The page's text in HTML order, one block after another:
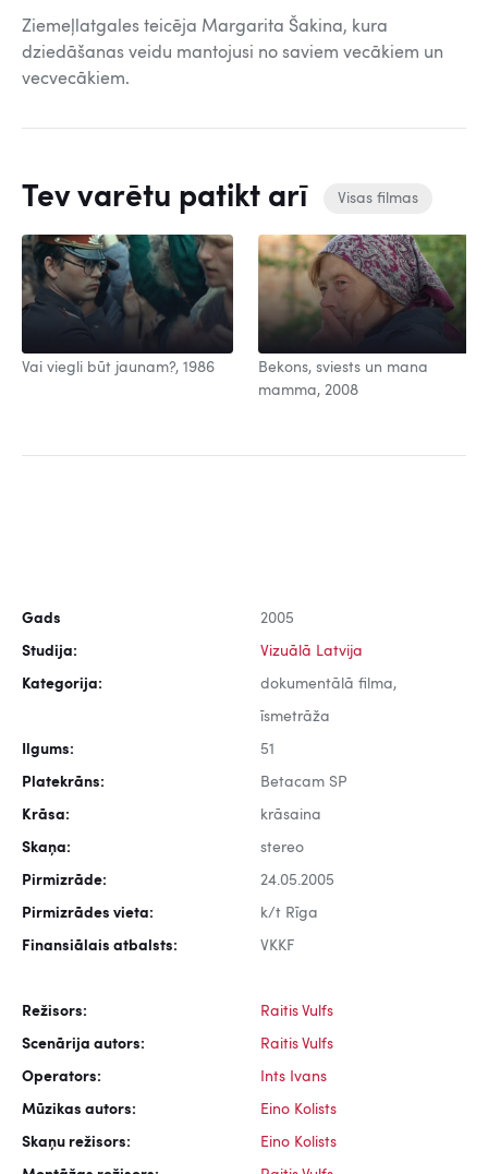
Ziemeļlatgales teicēja Margarita Šakina, kura
dziedāšanas veidu mantojusi no saviem vecākiem un
vecvecākiem.
Tev varētu patikt arī Visas filmas
Vai viegli būt jaunam?, 1986
Bekons, sviests un mana
mamma, 2008
Gads 2005
Studija: Vizuālā Latvija
Kategorija: dokumentālā filma,
īsmetrāža
Ilgums: 51
Platekrāns: Betacam SP
Krāsa: krāsaina
Skaņa: stereo
Pirmizrāde: 24.05.2005
Pirmizrādes vieta: k/t Rīga
Finansiālais atbalsts: VKKF
Režisors: Raitis Vulfs
Scenārija autors: Raitis Vulfs
Operators: Ints Ivans
Mūzikas autors: Eino Kolists
Skaņu režisors: Eino Kolists